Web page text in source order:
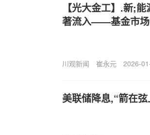
【光大金工】.新;
著流入——基金市场
川观新闻 崔永元 2026-
美联储降息,“箭在